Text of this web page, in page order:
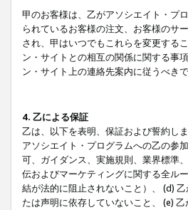
甲のお客様は、乙がアソシエイト・プ
られているお客様の注文、お客様のサ
され、甲はいつでもこれらを変更する
ン・サイトとの相互の関係に関する事
ン・サイト上の連絡先案内に従うべき
4. 乙による保証
乙は、以下を表明、保証および誓約し
アソシエイト・プログラムへの乙の参
可、ガイダンス、実施規則、業界標準
伝およびマーケティングに関する全ル
結が法的に阻止されないこと）、 (d)
たは声明に依存していないこと、 (e)